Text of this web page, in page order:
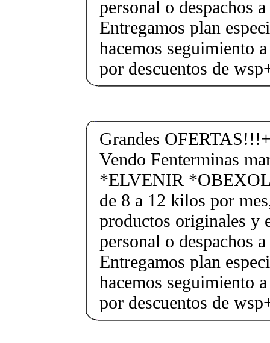
personal o despachos
Entregamos plan
hacemos seguimiento
por descuentos de
Grandes
Vendo Fenterminas
*ELVENIR
de 8 a 12 kilos por
productos originales y
personal o despachos
Entregamos plan
hacemos seguimiento
por descuentos de